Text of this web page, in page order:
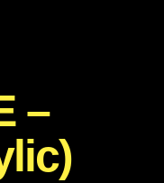
–